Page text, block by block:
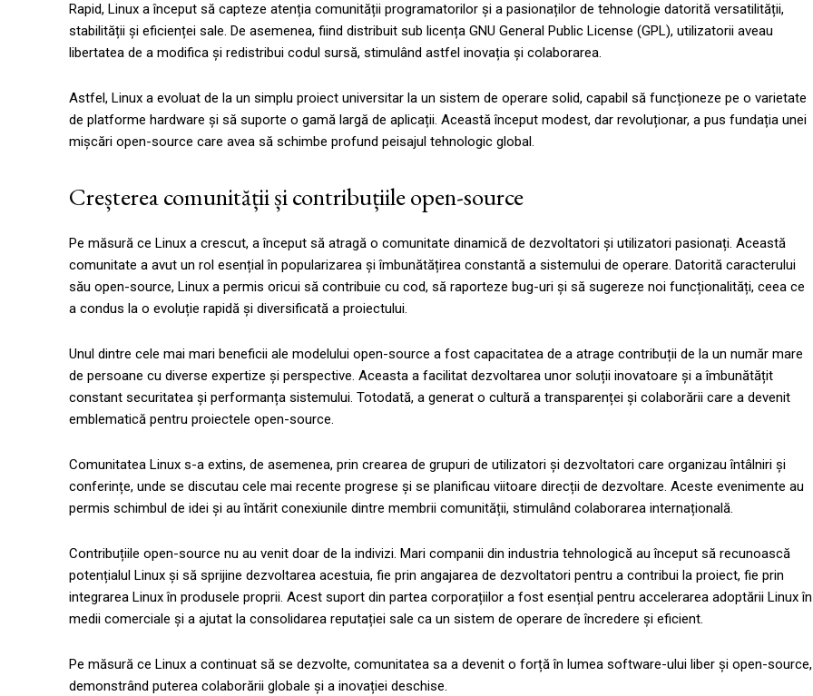
Rapid, Linux a început să capteze atenția comunității programatorilor și a pasionaților de tehnologie datorită versatilității,
stabilității și eficienței sale. De asemenea, fiind distribuit sub licența GNU General Public License (GPL), utilizatorii aveau
libertatea de a modifica și redistribui codul sursă, stimulând astfel inovația și colaborarea.
Astfel, Linux a evoluat de la un simplu proiect universitar la un sistem de operare solid, capabil să funcționeze pe o varietate
de platforme hardware și să suporte o gamă largă de aplicații. Această început modest, dar revoluționar, a pus fundația unei
mișcări open-source care avea să schimbe profund peisajul tehnologic global.
Creșterea comunității și contribuțiile open-source
Pe măsură ce Linux a crescut, a început să atragă o comunitate dinamică de dezvoltatori și utilizatori pasionați. Această
comunitate a avut un rol esențial în popularizarea și îmbunătățirea constantă a sistemului de operare. Datorită caracterului
său open-source, Linux a permis oricui să contribuie cu cod, să raporteze bug-uri și să sugereze noi funcționalități, ceea ce
a condus la o evoluție rapidă și diversificată a proiectului.
Unul dintre cele mai mari beneficii ale modelului open-source a fost capacitatea de a atrage contribuții de la un număr mare
de persoane cu diverse expertize și perspective. Aceasta a facilitat dezvoltarea unor soluții inovatoare și a îmbunătățit
constant securitatea și performanța sistemului. Totodată, a generat o cultură a transparenței și colaborării care a devenit
emblematică pentru proiectele open-source.
Comunitatea Linux s-a extins, de asemenea, prin crearea de grupuri de utilizatori și dezvoltatori care organizau întâlniri și
conferințe, unde se discutau cele mai recente progrese și se planificau viitoare direcții de dezvoltare. Aceste evenimente au
permis schimbul de idei și au întărit conexiunile dintre membrii comunității, stimulând colaborarea internațională.
Contribuțiile open-source nu au venit doar de la indivizi. Mari companii din industria tehnologică au început să recunoască
potențialul Linux și să sprijine dezvoltarea acestuia, fie prin angajarea de dezvoltatori pentru a contribui la proiect, fie prin
integrarea Linux în produsele proprii. Acest suport din partea corporațiilor a fost esențial pentru accelerarea adoptării Linux în
medii comerciale și a ajutat la consolidarea reputației sale ca un sistem de operare de încredere și eficient.
Pe măsură ce Linux a continuat să se dezvolte, comunitatea sa a devenit o forță în lumea software-ului liber și open-source,
demonstrând puterea colaborării globale și a inovației deschise.